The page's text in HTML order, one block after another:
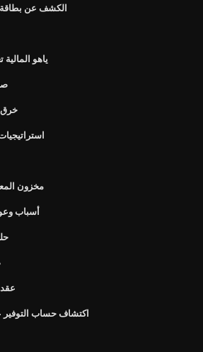
الكشف عن بطاقة
ياهو
خرق
مخزون
أسباب
اكتشاف حساب التوفير